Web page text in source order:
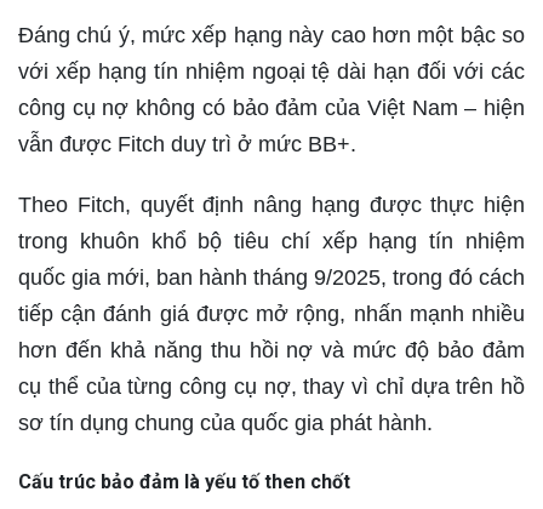
Đáng chú ý, mức xếp hạng này cao hơn một bậc so
với xếp hạng tín nhiệm ngoại tệ dài hạn đối với các
công cụ nợ không có bảo đảm của Việt Nam – hiện
vẫn được Fitch duy trì ở mức BB+.
Theo Fitch, quyết định nâng hạng được thực hiện
trong khuôn khổ bộ tiêu chí xếp hạng tín nhiệm
quốc gia mới, ban hành tháng 9/2025, trong đó cách
tiếp cận đánh giá được mở rộng, nhấn mạnh nhiều
hơn đến khả năng thu hồi nợ và mức độ bảo đảm
cụ thể của từng công cụ nợ, thay vì chỉ dựa trên hồ
sơ tín dụng chung của quốc gia phát hành.
Cấu trúc bảo đảm là yếu tố then chốt